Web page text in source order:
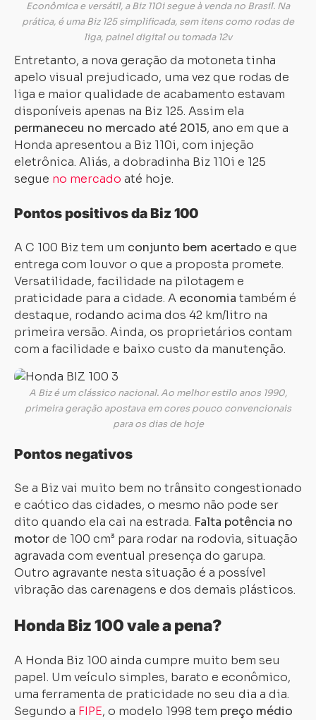
Econômica e versátil, a Biz 110i segue à venda no Brasil. Na
prática, é uma Biz 125 simplificada, sem itens como rodas de
liga, painel digital ou tomada 12v
Entretanto, a nova geração da motoneta tinha
apelo visual prejudicado, uma vez que rodas de
liga e maior qualidade de acabamento estavam
disponíveis apenas na Biz 125. Assim ela
permaneceu no mercado até 2015, ano em que a
Honda apresentou a Biz 110i, com injeção
eletrônica. Aliás, a dobradinha Biz 110i e 125
segue no mercado até hoje.
Pontos positivos da Biz 100
A C 100 Biz tem um conjunto bem acertado e que
entrega com louvor o que a proposta promete.
Versatilidade, facilidade na pilotagem e
praticidade para a cidade. A economia também é
destaque, rodando acima dos 42 km/litro na
primeira versão. Ainda, os proprietários contam
com a facilidade e baixo custo da manutenção.
A Biz é um clássico nacional. Ao melhor estilo anos 1990,
primeira geração apostava em cores pouco convencionais
para os dias de hoje
Pontos negativos
Se a Biz vai muito bem no trânsito congestionado
e caótico das cidades, o mesmo não pode ser
dito quando ela cai na estrada. Falta potência no
motorde 100 cm³ para rodar na rodovia, situação
agravada com eventual presença do garupa.
Outro agravante nesta situação é a possível
vibração das carenagens e dos demais plásticos.
Honda Biz 100 vale a pena?
A Honda Biz 100 ainda cumpre muito bem seu
papel. Um veículo simples, barato e econômico,
uma ferramenta de praticidade no seu dia a dia.
Segundo a FIPE, o modelo 1998 tem preço médio
Carregando...
Carregando...